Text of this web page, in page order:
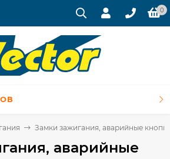
0
Замки зажигания, аварийные
аварийные